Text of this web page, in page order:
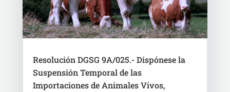
Resolución DGSG 9A/025.- Dispónese la
Suspensión Temporal de las
Importaciones de Animales Vivos,